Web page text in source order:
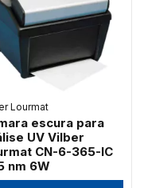
Lourmat
escura para
UV Vilber
CN-6-365-IC
nm 6W